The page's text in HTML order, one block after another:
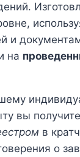
и
на
вы
в
о